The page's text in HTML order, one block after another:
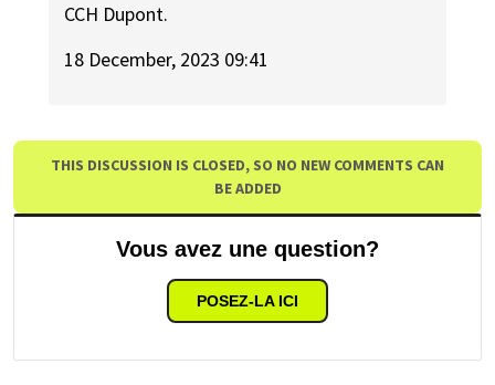
CCH Dupont.
18 December, 2023 09:41
THIS DISCUSSION IS CLOSED, SO NO NEW COMMENTS CAN
BE ADDED
Vous avez une question?
POSEZ-LA ICI